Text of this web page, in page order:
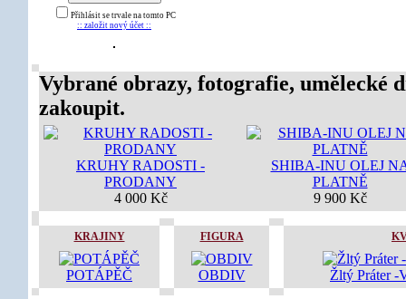
Přihlásit se trvale na tomto PC
:: založit nový účet ::
Vybrané obrazy, fotografie, umělecké
zakoupit.
KRUHY RADOSTI -
PRODANY
4 000 Kč
SHIBA-INU OLEJ
PLATNĚ
9 900 Kč
KRAJINY
POTÁPĚČ
FIGURA
OBDIV Žltý Práter -